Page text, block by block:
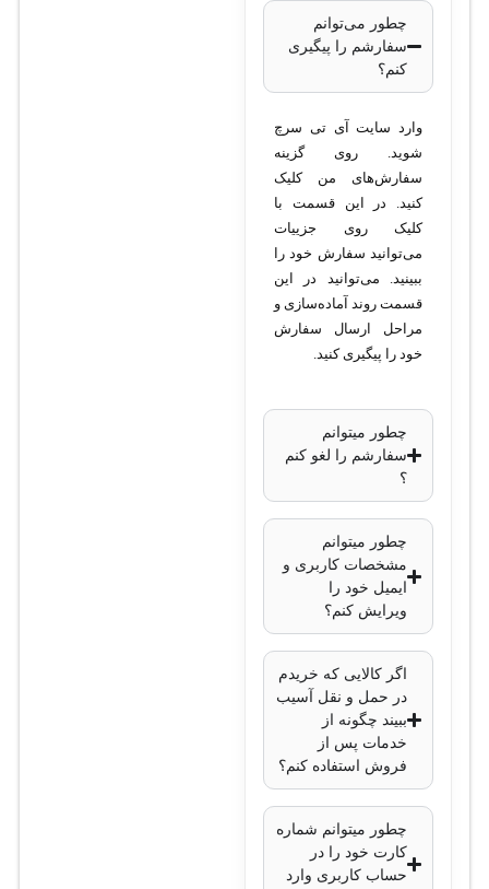
چطور می‌توانم
سفارشم را پیگیری
کنم؟
وارد سایت آی تی سرچ
شوید. روی گزینه
سفارش‌های من کلیک
کنید. در این قسمت با
کلیک روی جزییات
می‌توانید سفارش خود را
ببینید. می‌توانید در این
قسمت روند آماده‌سازی و
مراحل ارسال سفارش
خود را پیگیری کنید.
چطور میتوانم
سفارشم را لغو کنم
؟
چطور میتوانم
مشخصات کاربری و
ایمیل خود را
ویرایش کنم؟
اگر کالایی که خریدم
در حمل و نقل آسیب
ببیند چگونه از
خدمات پس از
فروش استفاده کنم؟
چطور میتوانم شماره
کارت خود را در
حساب کاربری وارد